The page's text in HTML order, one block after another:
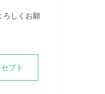
ろしくお願
プト